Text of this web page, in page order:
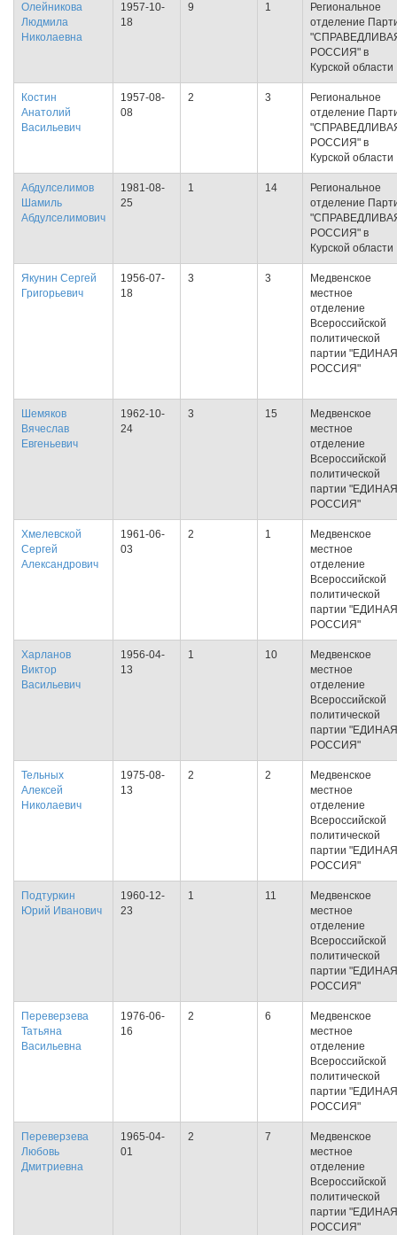
Олейникова
Людмила
Николаевна
1957-10-
18
9 1
Региональное
отделение
РОССИЯ" в
Курской области
Костин
Анатолий
Васильевич
1957-08-
08
2 3
Региональное
отделение
РОССИЯ" в
Курской области
Абдулселимов
Шамиль
Абдулселимович
1981-08-
25
1 14
Региональное
отделение
РОССИЯ" в
Курской области
Якунин Сергей
Григорьевич
1956-07-
18
3 3
Медвенское
местное
отделение
Всероссийской
политической
партии "ЕДИНАЯ
РОССИЯ"
Шемяков
Вячеслав
Евгеньевич
1962-10-
24
3 15
Медвенское
местное
отделение
Всероссийской
политической
партии "ЕДИНАЯ
РОССИЯ"
Хмелевской
Сергей
Александрович
1961-06-
03
2 1
Медвенское
местное
отделение
Всероссийской
политической
партии "ЕДИНАЯ
РОССИЯ"
Харланов
Виктор
Васильевич
1956-04-
13
1 10
Медвенское
местное
отделение
Всероссийской
политической
партии "ЕДИНАЯ
РОССИЯ"
Тельных
Алексей
Николаевич
1975-08-
13
2 2
Медвенское
местное
отделение
Всероссийской
политической
партии "ЕДИНАЯ
РОССИЯ"
Подтуркин
Юрий Иванович
1960-12-
23
1 11
Медвенское
местное
отделение
Всероссийской
политической
партии "ЕДИНАЯ
РОССИЯ"
Переверзева
Татьяна
Васильевна
1976-06-
16
2 6
Медвенское
местное
отделение
Всероссийской
политической
партии "ЕДИНАЯ
РОССИЯ"
Переверзева
Любовь
Дмитриевна
1965-04-
01
2 7
Медвенское
местное
отделение
Всероссийской
политической
партии "ЕДИНАЯ
РОССИЯ"